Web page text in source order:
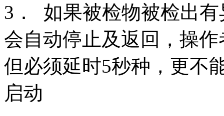
3． 如果被检物被检出
会自动停止及返回，操
但必须延时5秒种，更不
启动